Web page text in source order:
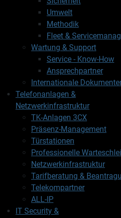
Umwelt
Methodik
Fleet &
Wartung & Support
Service - Know-How
Ansprechpartner
Internationale
Telefonanlagen &
Netzwerkinfrastruktur
TK-Anlagen 3CX
Präsenz-Management
Türstationen
Professionelle
Netzwerkinfrastruktur
Tarifberatung &
Telekompartner
ALL-IP
IT Security &